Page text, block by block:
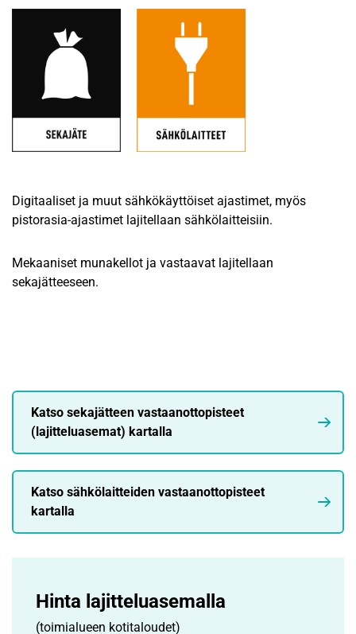
Digitaaliset ja muut sähkökäyttöiset ajastimet, myös
pistorasia-ajastimet lajitellaan sähkölaitteisiin.
Mekaaniset munakellot ja vastaavat lajitellaan
sekajätteeseen.
Katso sekajätteen vastaanottopisteet
(lajitteluasemat) kartalla
Katso sähkölaitteiden vastaanottopisteet
kartalla
Hinta lajittelu­asemalla
(toimialueen kotitaloudet)